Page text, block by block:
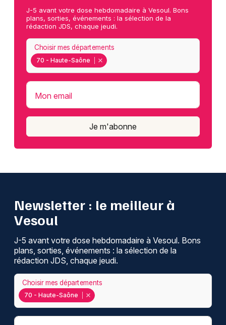
J-5 avant votre dose hebdomadaire à Vesoul. Bons
plans, sorties, événements : la sélection de la
rédaction JDS, chaque jeudi.
70 - Haute-Saône
Choisir mes départements
Mon email
Je m'abonne
Newsletter : le meilleur à
Vesoul
J-5 avant votre dose hebdomadaire à Vesoul. Bons
plans, sorties, événements : la sélection de la
rédaction JDS, chaque jeudi.
70 - Haute-Saône
Choisir mes départements